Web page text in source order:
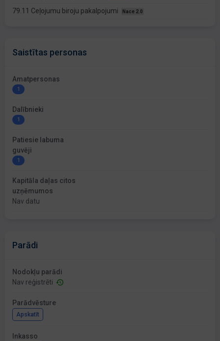
79.11 Ceļojumu biroju pakalpojumi Nace 2.0
Saistītas personas
Amatpersonas
1
Dalībnieki
1
Patiesie labuma
guvēji
1
Kapitāla daļas citos
uzņēmumos
Nav datu
Parādi
Nodokļu parādi
Nav reģistrēti
Parādvēsture
Apskatīt
Inkasso